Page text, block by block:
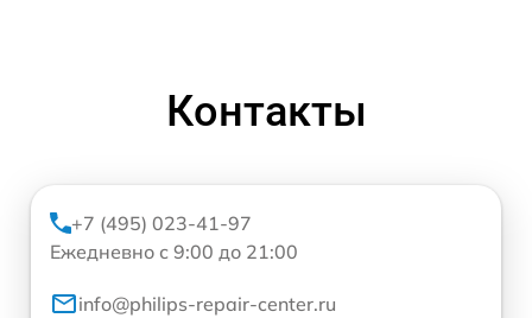
Контакты
+7 (495) 023-41-97
Ежедневно с 9:00 до 21:00
info@philips-repair-center.ru